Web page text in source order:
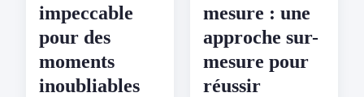
impeccable
pour des
moments
inoubliables
mesure : une
approche sur-
mesure pour
réussir